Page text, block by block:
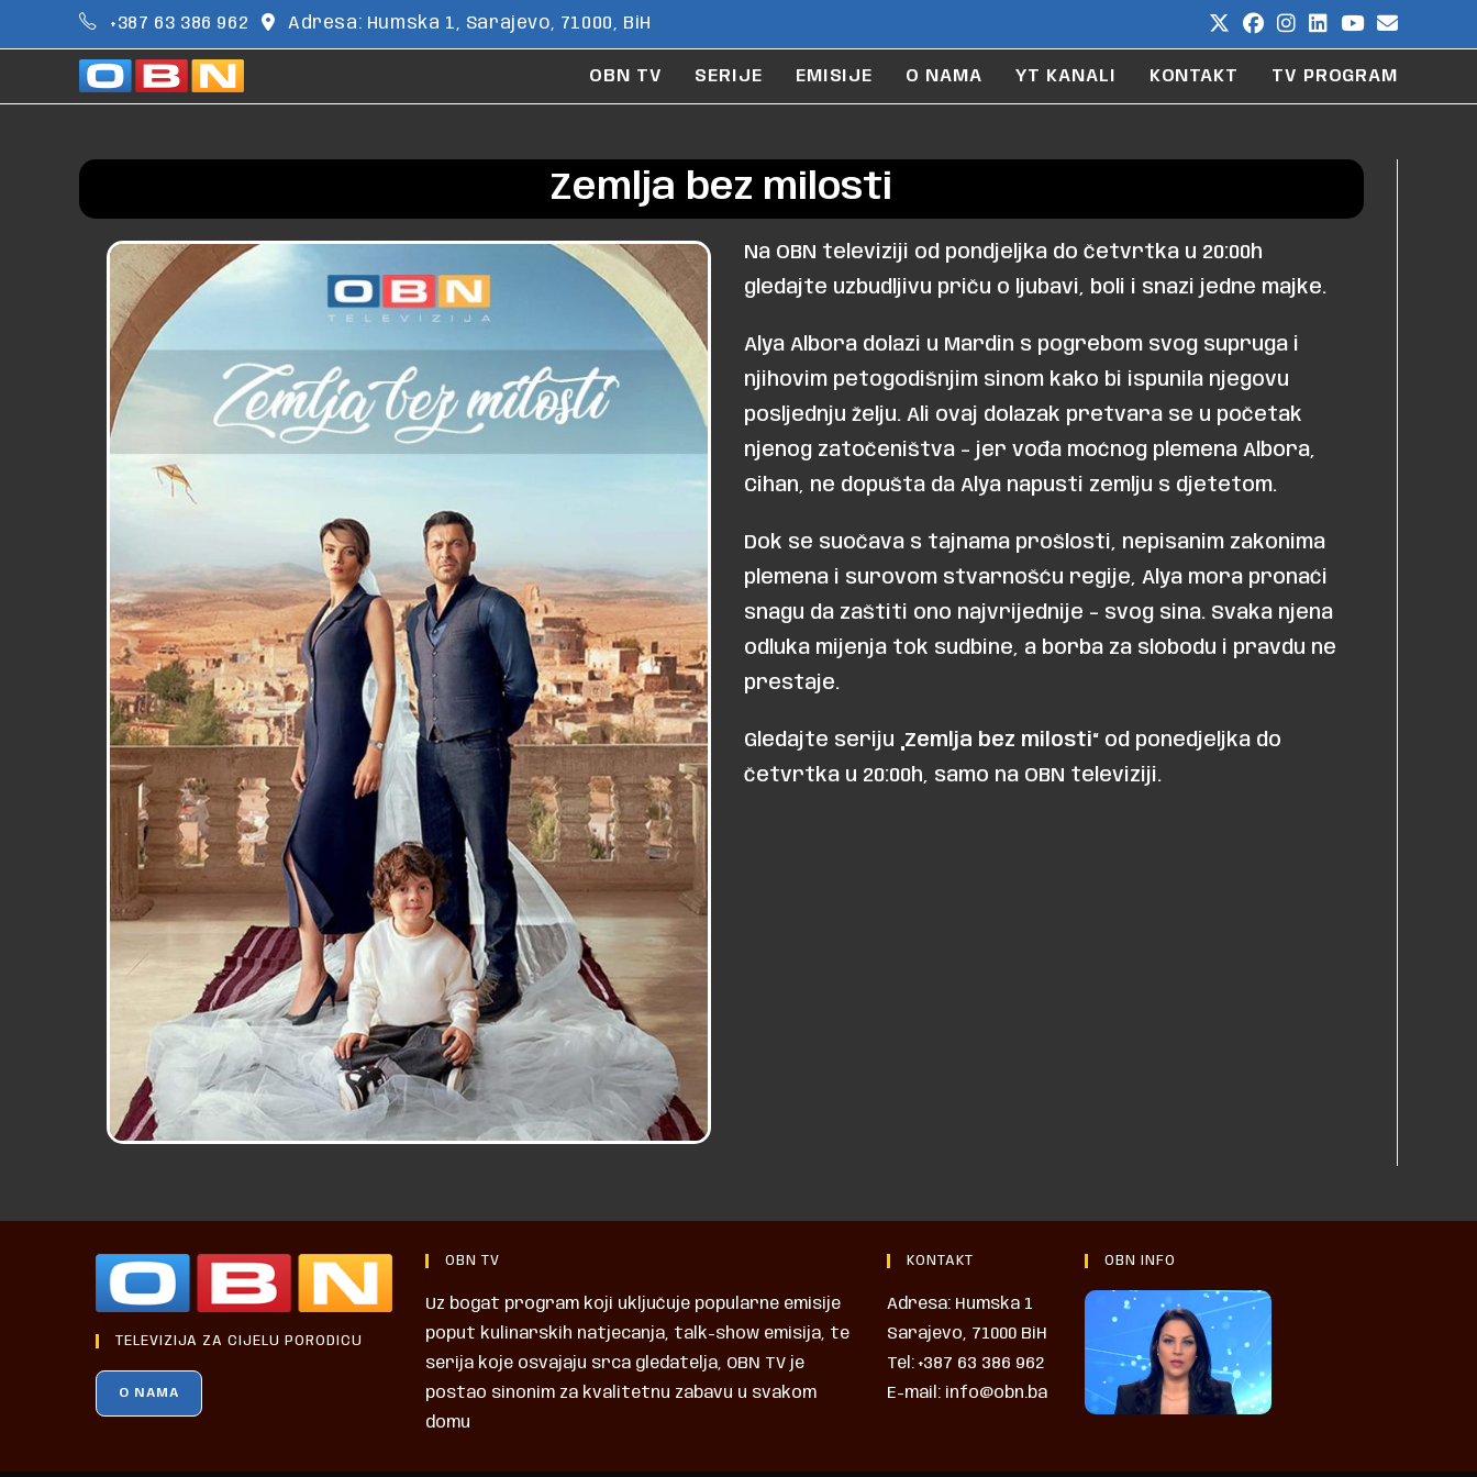
+387 63 386 962 Adresa: Humska 1, Sarajevo, 71000, BiH
OBN TV SERIJE EMISIJE O NAMA YT KANALI KONTAKT TV PROGRAM
Zemlja bez milosti
Na OBN televiziji od pondjeljka do četvrtka u 20:00h
gledajte uzbudljivu priču o ljubavi, boli i snazi jedne majke.
Alya Albora dolazi u Mardin s pogrebom svog supruga i
njihovim petogodišnjim sinom kako bi ispunila njegovu
posljednju želju. Ali ovaj dolazak pretvara se u početak
njenog zatočeništva – jer vođa moćnog plemena Albora,
Cihan, ne dopušta da Alya napusti zemlju s djetetom.
Dok se suočava s tajnama prošlosti, nepisanim zakonima
plemena i surovom stvarnošću regije, Alya mora pronaći
snagu da zaštiti ono najvrijednije – svog sina. Svaka njena
odluka mijenja tok sudbine, a borba za slobodu i pravdu ne
prestaje.
Gledajte seriju „Zemlja bez milosti“od ponedjeljka do
četvrtka u 20:00h, samo na OBN televiziji.
TELEVIZIJA ZA CIJELU PORODICU
O NAMA
OBN TV
Uz bogat program koji uključuje popularne emisije
poput kulinarskih natjecanja, talk-show emisija, te
serija koje osvajaju srca gledatelja, OBN TV je
postao sinonim za kvalitetnu zabavu u svakom
domu
KONTAKT
Adresa: Humska 1
Sarajevo, 71000 BiH
Tel: +387 63 386 962
E-mail: info@obn.ba
OBN INFO